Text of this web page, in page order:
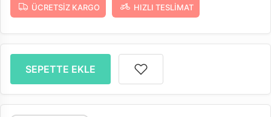
ÜCRETSIZ KARGO HIZLI TESLIMAT
SEPETTE EKLE